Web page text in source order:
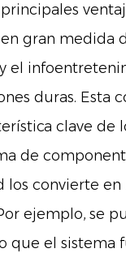
gran medida
el
duras. Esta
clave de
de
los convierte
ejemplo, se
que el sistema